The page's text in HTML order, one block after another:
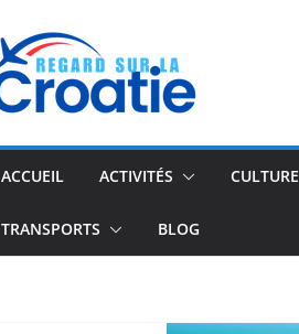
ACCUEIL ACTIVITÉS CULTURE
TRANSPORTS BLOG